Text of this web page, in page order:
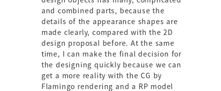
and combined parts, because the
details of the appearance shapes are
made clearly, compared with the 2D
design proposal before. At the same
time, I can make the final decision for
the designing quickly because we can
get a more reality with the CG by
Flamingo rendering and a RP model